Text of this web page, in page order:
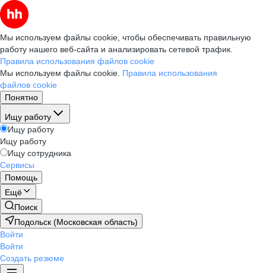
Мы используем файлы cookie, чтобы обеспечивать правильную
работу нашего веб-сайта и анализировать сетевой трафик.
Правила использования файлов cookie
Мы используем файлы cookie. Правила использования
файлов cookie
Понятно
Ищу работу
Ищу работу
Ищу работу
Ищу сотрудника
Сервисы
Помощь
Ещё
Поиск
Подольск (Московская область)
Войти
Войти
Создать резюме